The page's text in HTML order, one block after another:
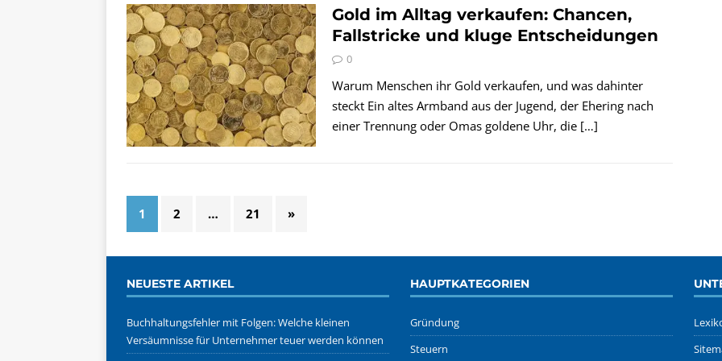
Gold im Alltag verkaufen: Chancen,
Fallstricke und kluge Entscheidungen
0
Warum Menschen ihr Gold verkaufen, und was dahinter
steckt Ein altes Armband aus der Jugend, der Ehering nach
einer Trennung oder Omas goldene Uhr, die […]
1 2 … 21 »
NEUESTE ARTIKEL
Buchhaltungsfehler mit Folgen: Welche kleinen
Versäumnisse für Unternehmer teuer werden können
HAUPTKATEGORIEN
Gründung
Steuern